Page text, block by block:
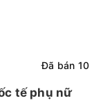
Đã bán 10
tế phụ nữ